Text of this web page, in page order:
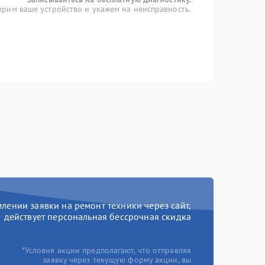
ваше устройство и укажем на неисправность.
заявки на ремонт техники через сайт,
действует персональная бессрочная скидка
*Условия акции предполагают, что отправляя
заявку через текущую форму акции, вы